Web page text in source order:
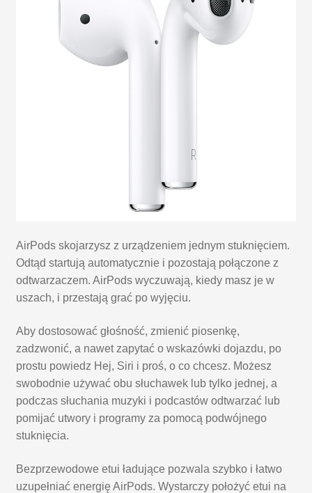
AirPods skojarzysz z urządzeniem jednym stuknięciem.
Odtąd startują automatycznie i pozostają połączone z
odtwarzaczem. AirPods wyczuwają, kiedy masz je w
uszach, i przestają grać po wyjęciu.
Aby dostosować głośność, zmienić piosenkę,
zadzwonić, a nawet zapytać o wskazówki dojazdu, po
prostu powiedz Hej, Siri i proś, o co chcesz. Możesz
swobodnie używać obu słuchawek lub tylko jednej, a
podczas słuchania muzyki i podcastów odtwarzać lub
pomijać utwory i programy za pomocą podwójnego
stuknięcia.
Bezprzewodowe etui ładujące pozwala szybko i łatwo
uzupełniać energię AirPods. Wystarczy położyć etui na